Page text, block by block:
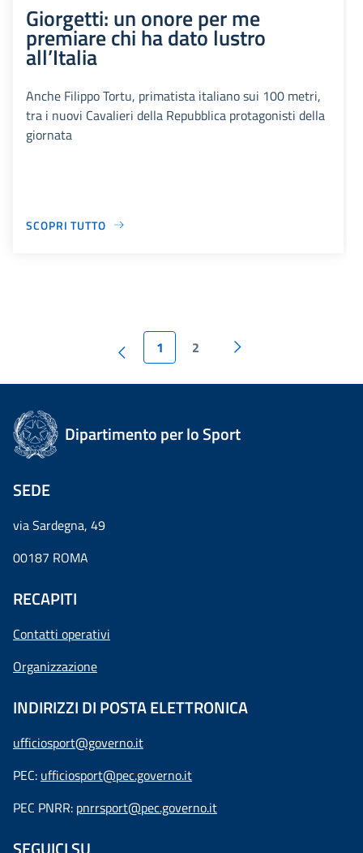
Giorgetti: un onore per me
premiare chi ha dato lustro
all’Italia
Anche Filippo Tortu, primatista italiano sui 100 metri,
tra i nuovi Cavalieri della Repubblica protagonisti della
giornata
SCOPRI TUTTO
1 2
Dipartimento per lo Sport
SEDE
via Sardegna, 49
00187 ROMA
RECAPITI
Contatti operativi
Organizzazione
INDIRIZZI DI POSTA ELETTRONICA
ufficiosport@governo.it
PEC: ufficiosport@pec.governo.it
PEC PNRR: pnrrsport@pec.governo.it